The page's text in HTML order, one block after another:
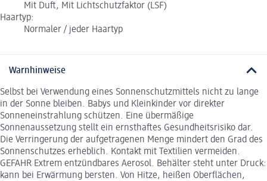
Mit Duft, Mit Lichtschutzfaktor (LSF)
Haartyp:
Normaler / jeder Haartyp
Warnhinweise
Selbst bei Verwendung eines Sonnenschutzmittels nicht zu lange
in der Sonne bleiben. Babys und Kleinkinder vor direkter
Sonneneinstrahlung schützen. Eine übermäßige
Sonnenaussetzung stellt ein ernsthaftes Gesundheitsrisiko dar.
Die Verringerung der aufgetragenen Menge mindert den Grad des
Sonnenschutzes erheblich. Kontakt mit Textilien vermeiden.
GEFAHR Extrem entzündbares Aerosol. Behälter steht unter Druck:
kann bei Erwärmung bersten. Von Hitze, heißen Oberflächen,